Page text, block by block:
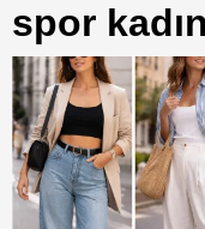
spor